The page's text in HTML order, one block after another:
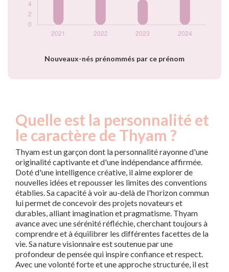
Nouveaux-nés prénommés par ce prénom
Quelle est la personnalité et
le caractère de Thyam ?
Thyam est un garçon dont la personnalité rayonne d'une
originalité captivante et d'une indépendance affirmée.
Doté d'une intelligence créative, il aime explorer de
nouvelles idées et repousser les limites des conventions
établies. Sa capacité à voir au-delà de l'horizon commun
lui permet de concevoir des projets novateurs et
durables, alliant imagination et pragmatisme. Thyam
avance avec une sérénité réfléchie, cherchant toujours à
comprendre et à équilibrer les différentes facettes de la
vie. Sa nature visionnaire est soutenue par une
profondeur de pensée qui inspire confiance et respect.
Avec une volonté forte et une approche structurée, il est